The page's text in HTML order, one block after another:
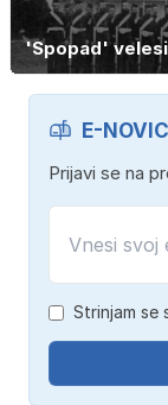
'Spopad'
E-
Prijavi se na
Strinjam se